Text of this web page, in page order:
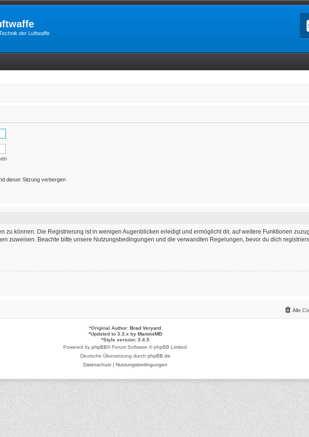
der Luftwaffe
dieser Sitzung verbergen
zu können. Die Registrierung ist in wenigen Augenblicken erledigt und ermöglicht dir, auf weitere Funktionen
zuweisen. Beachte bitte unsere Nutzungsbedingungen und die verwandten Regelungen, bevor du dich
Alle
*Original Author: Brad Veryard
*Updated to 3.3.x by MannixMD
*Style version: 3.4.5
Powered by phpBB® Forum Software © phpBB Limited
Deutsche Übersetzung durch phpBB.de
Datenschutz| Nutzungsbedingungen